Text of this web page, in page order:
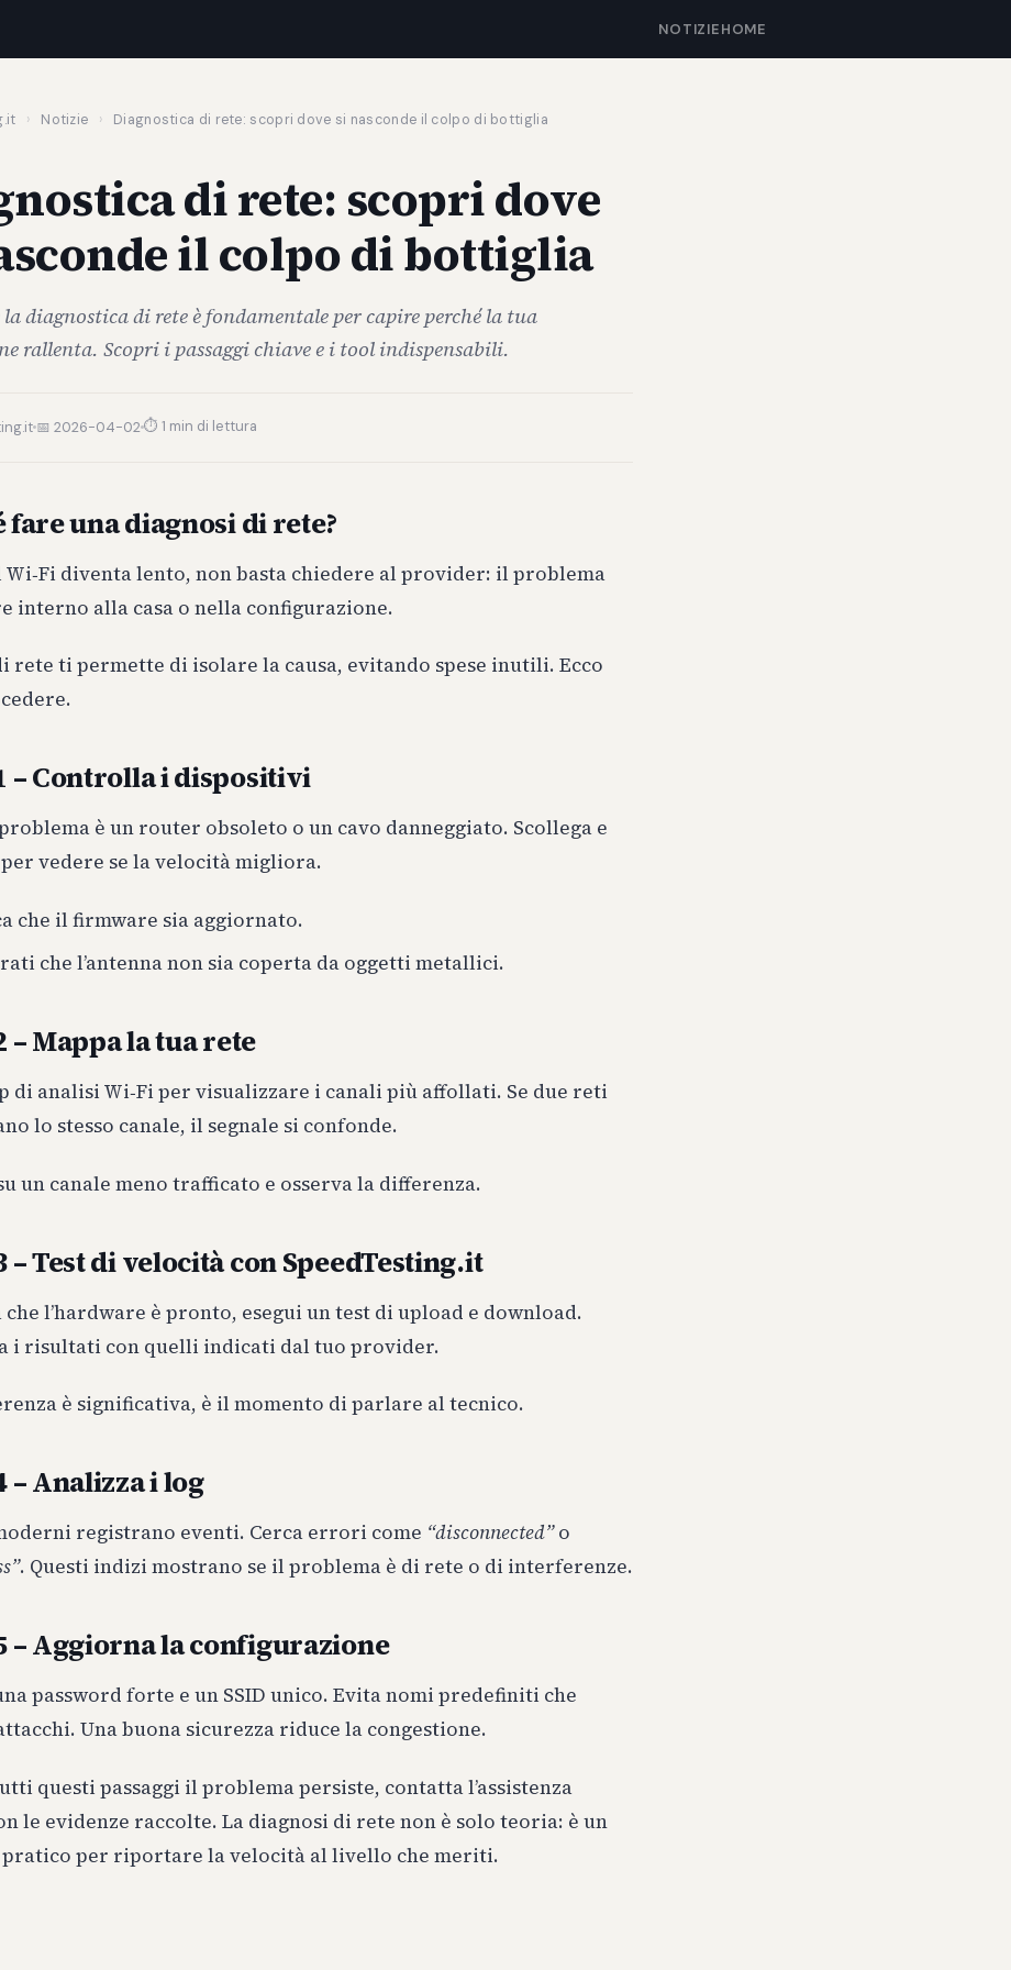
NOTIZIEHOME
› Notizie › Diagnostica di rete: scopri dove si nasconde il colpo di bottiglia
di rete: scopri dove
il colpo di bottiglia
la diagnostica di rete è fondamentale per capire perché la tua
rallenta. Scopri i passaggi chiave e i tool indispensabili.
📅 2026-04-02⏱ 1 min di lettura
fare una diagnosi di rete?
Wi‑Fi diventa lento, non basta chiedere al provider: il problema
interno alla casa o nella configurazione.
rete ti permette di isolare la causa, evitando spese inutili. Ecco
– Controlla i dispositivi
è un router obsoleto o un cavo danneggiato. Scollega e
vedere se la velocità migliora.
che il firmware sia aggiornato.
che l’antenna non sia coperta da oggetti metallici.
– Mappa la tua rete
di analisi Wi‑Fi per visualizzare i canali più affollati. Se due reti
lo stesso canale, il segnale si confonde.
un canale meno trafficato e osserva la differenza.
– Test di velocità con SpeedTesting.it
l’hardware è pronto, esegui un test di upload e download.
i risultati con quelli indicati dal tuo provider.
è significativa, è il momento di parlare al tecnico.
– Analizza i log
registrano eventi. Cerca errori come “disconnected”o
. Questi indizi mostrano se il problema è di rete o di interferenze.
– Aggiorna la configurazione
password forte e un SSID unico. Evita nomi predefiniti che
Una buona sicurezza riduce la congestione.
questi passaggi il problema persiste, contatta l’assistenza
le evidenze raccolte. La diagnosi di rete non è solo teoria: è un
per riportare la velocità al livello che meriti.